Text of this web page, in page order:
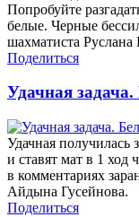
Попробуйте
белые. Черные
шахматиста
Поделиться
Удачная
Удачная получилась
и ставят мат в 1 ход
в комментариях
Айдына Гусейнова.
Поделиться